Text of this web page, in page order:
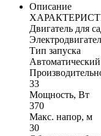
Описание
Двигатель для
Тип запуска
Автоматический
33
Мощность, Вт
370
Макс. напор, м
30